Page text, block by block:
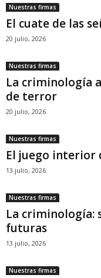
Nuestras firmas
El cuate de las
20 julio, 2026
Nuestras firmas
La criminología
de terror
20 julio, 2026
Nuestras firmas
El juego
13 julio, 2026
Nuestras firmas
La criminología:
futuras
13 julio, 2026
Nuestras firmas